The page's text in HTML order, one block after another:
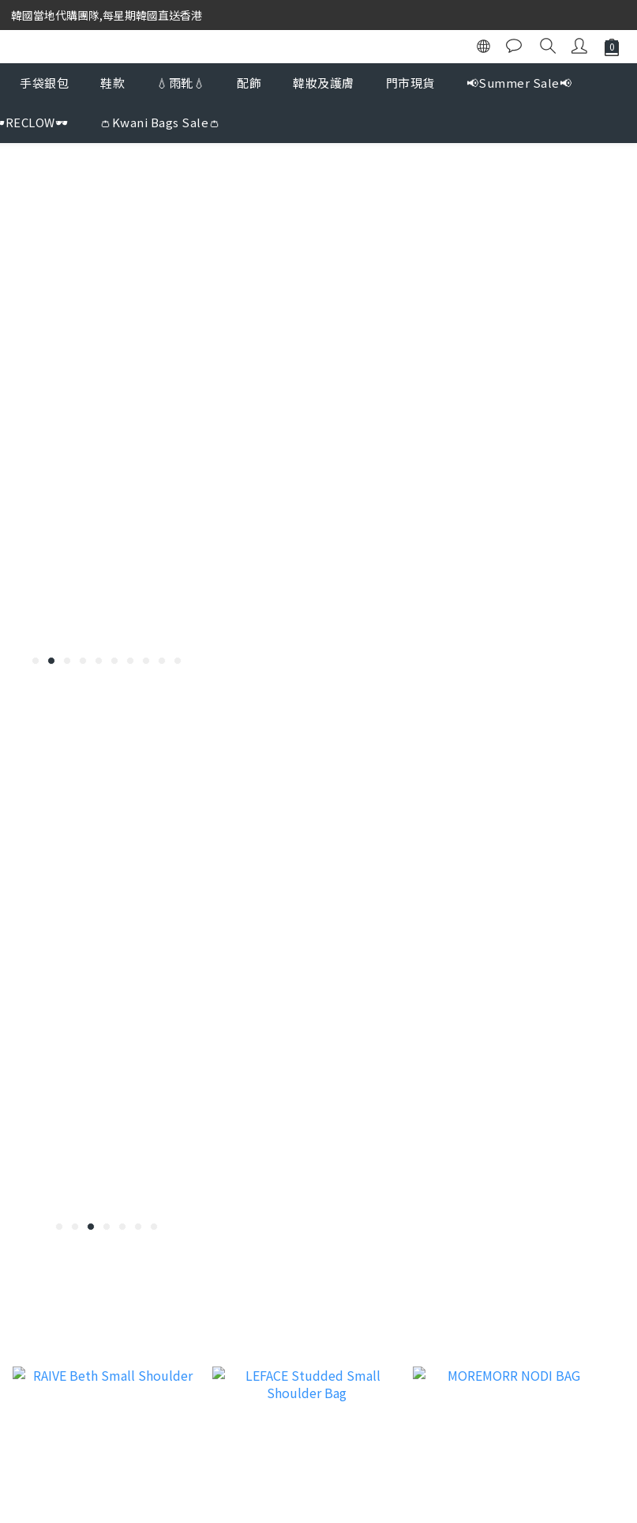
韓國當地代購團隊,每星期韓國直送香港
韓國當地代購團隊,每星期韓國直送香港
8 韓國物港假期,出貨會有少量延誤情況,敬請見諒
手袋銀包 鞋款 💧雨靴💧 配飾 韓妝及護膚 門市現貨 📢Summer Sale📢
👛Kwani Bags Sale👛